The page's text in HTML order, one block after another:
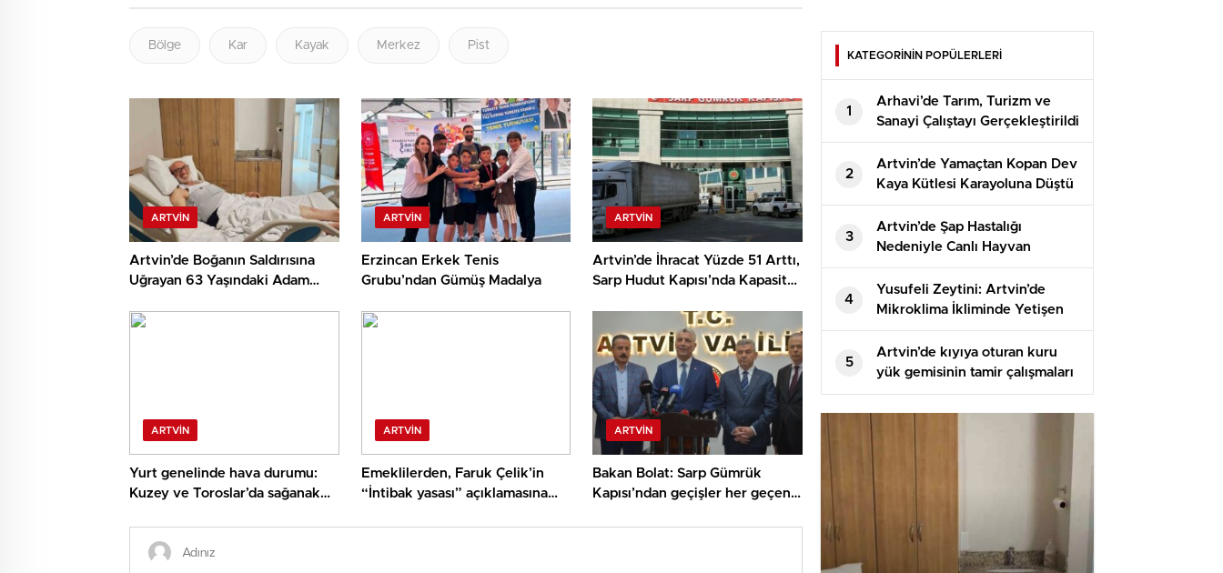
Bölge Kar Kayak Merkez Pist
ARTVIN
Artvin’de Boğanın Saldırısına
Uğrayan 63 Yaşındaki Adam
ARTVIN
Erzincan Erkek Tenis
Grubu’ndan Gümüş Madalya
ARTVIN
Artvin’de İhracat Yüzde 51 Arttı,
Sarp Hudut Kapısı’nda Kapasite
ARTVIN
Yurt genelinde hava durumu:
Kuzey ve Toroslar’da sağanak
ARTVIN
Emeklilerden, Faruk Çelik’in
“İntibak yasası” açıklamasına
ARTVIN
Bakan Bolat: Sarp Gümrük
Kapısı’ndan geçişler her geçen
KATEGORİNİN POPÜLERLERİ
1
Arhavi’de Tarım, Turizm ve
Sanayi Çalıştayı Gerçekleştirildi
2
Artvin’de Yamaçtan Kopan Dev
Kaya Kütlesi Karayoluna Düştü
3
Artvin’de Şap Hastalığı
Nedeniyle Canlı Hayvan
Ticaretine Kısıtlama Getirildi
4
Yusufeli Zeytini: Artvin’de
Mikroklima İkliminde Yetişen
Üstün Lezzetli Zeytin
5
Artvin’de kıyıya oturan kuru
yük gemisinin tamir çalışmaları
devam ediyor